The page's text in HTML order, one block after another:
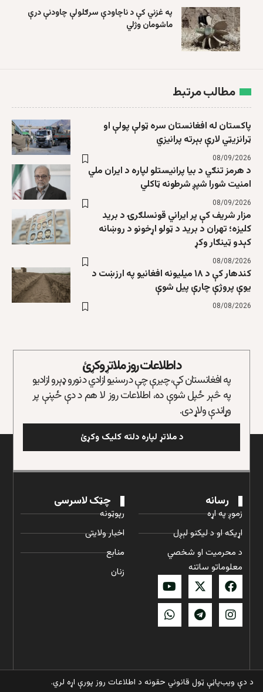
په غزني کې د ناچاودې سرګلولې چاودنې درې
ماشومان وژلي
مطالب مرتبط
پاکستان له افغانستان سره ټولې پولې او
ټرانزیټي لارې بېرته پرانیزي
08/09/2026
د هرمز تنګي د بیا پرانیستلو لپاره د ایران ملي
امنیت شورا شپږ شرطونه ټاکلي
08/09/2026
مزار شریف کې پر ایراني قونسلګرۍ د برید
کلیزه؛ تهران د برید د ټولو اړخونو د روښانه
کېدو ټینګار وکړ
08/08/2026
کندهار کې د ۱۸ میلیونه افغانیو په ارزښت د
یوې پروژې چارې پیل شوې
08/08/2026
د اطلاعات روز ملاتړ وکړئ
په افغانستان کې، چیرې چې د رسنیو ازادي د نورو ډېرو ازادیو
په څېر ځپل شوې ده، اطلاعات روز لا هم د دې ځپنې پر
وړاندې ولاړ دی.
د ملاتړ لپاره دلته کلیک وکړئ
رسانه
زموږ په اړه
اړیکه او د لیکنو لېږل
د محرمیت او شخصي
معلوماتو ساتنه
چټک لاسرسی
رپوټونه
اخبار ولایتی
منابع
زنان
د دې ویب‌پاڼې ټول قانوني حقونه د اطلاعات روز پورې اړه لري.